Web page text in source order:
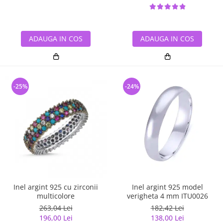
ADAUGA IN COS ADAUGA IN COS
Inel argint 925 cu zirconii
multicolore
263,04 Lei
196,00 Lei
-25%
Inel argint 925 model
verigheta 4 mm ITU0026
182,42 Lei
138,00 Lei
-24%